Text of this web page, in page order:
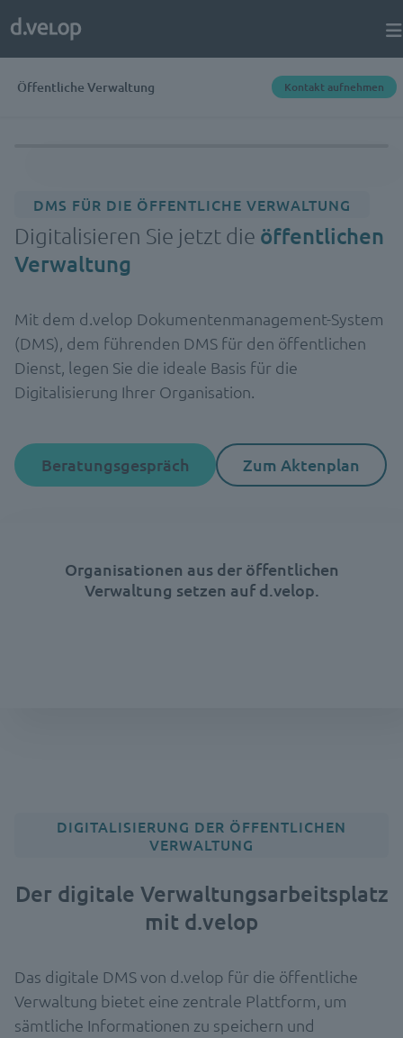
Öffentliche Verwaltung Kontakt aufnehmen
DMS FÜR DIE ÖFFENTLICHE VERWALTUNG
Digitalisieren Sie jetzt die öffentlichen
Verwaltung
Mit dem d.velop Dokumentenmanagement-System
(DMS), dem führenden DMS für den öffentlichen
Dienst, legen Sie die ideale Basis für die
Digitalisierung Ihrer Organisation.
Beratungsgespräch Zum Aktenplan
Organisationen aus der öffentlichen
Verwaltung setzen auf d.velop.
DIGITALISIERUNG DER ÖFFENTLICHEN
VERWALTUNG
Der digitale Verwaltungsarbeitsplatz
mit d.velop
Das digitale DMS von d.velop für die öffentliche
Verwaltung bietet eine zentrale Plattform, um
sämtliche Informationen zu speichern und